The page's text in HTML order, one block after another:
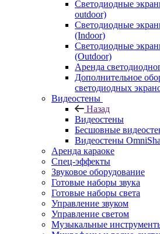
Светодиодные
outdoor)
Светодиодные
(Indoor)
Светодиодные
(Outdoor)
Аренда
Дополнительное
светодиодных
Видеостены
Назад
Видеостены
Бесшовные
Видеостены
Аренда караоке
Спец-эффекты
Звуковое оборудование
Готовые наборы звука
Готовые наборы света
Управление звуком
Управление светом
Музыкальные